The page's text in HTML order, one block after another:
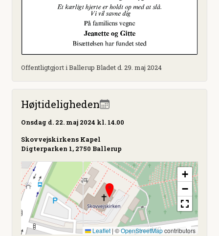
Offentligtgjort i Ballerup Bladet d. 29. maj 2024
Højtideligheden
Onsdag d. 22. maj 2024 kl. 14.00
Skovvejskirkens Kapel
Digterparken 1, 2750 Ballerup
+
−
Leaflet | ©OpenStreetMapcontributors